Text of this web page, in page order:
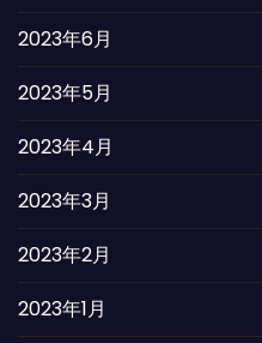
2023年6月
2023年5月
2023年4月
2023年3月
2023年2月
2023年1月